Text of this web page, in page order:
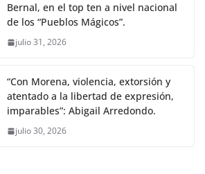
Bernal, en el top ten a nivel nacional
de los “Pueblos Mágicos”.
julio 31, 2026
“Con Morena, violencia, extorsión y
atentado a la libertad de expresión,
imparables”: Abigail Arredondo.
julio 30, 2026